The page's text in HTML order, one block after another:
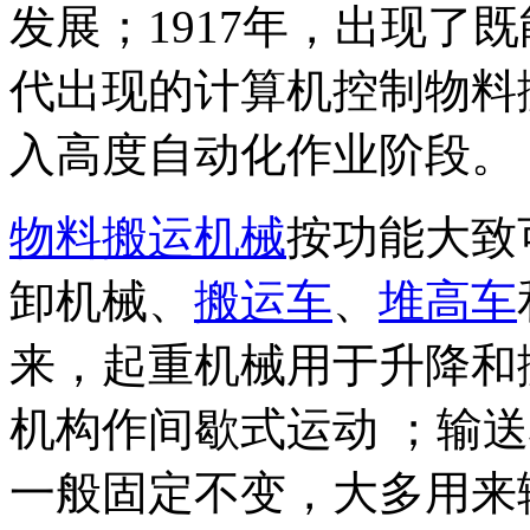
发展；1917年，出现了
代出现的计算机控制物
入高度自动化作业阶段。
物料搬运机械按功能大
卸机械、 搬运车、 堆高车
来，起重机械用于升降
机构作间歇式运动 ；输
一般固定不变，大多用